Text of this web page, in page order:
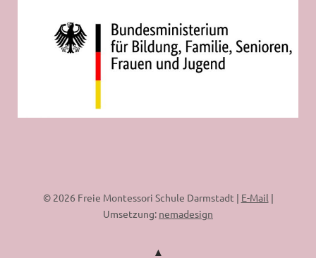
© 2026 Freie Montessori Schule Darmstadt | E-Mail |
Umsetzung: nemadesign